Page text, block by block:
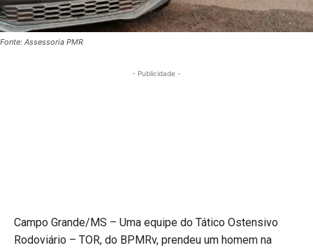
Fonte: Assessoria PMR
- Publicidade -
Campo Grande/MS – Uma equipe do Tático Ostensivo
Rodoviário – TOR, do BPMRv, prendeu um homem na